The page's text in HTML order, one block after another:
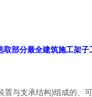
取部分最全建筑施工架
置与支承结构)组成的、